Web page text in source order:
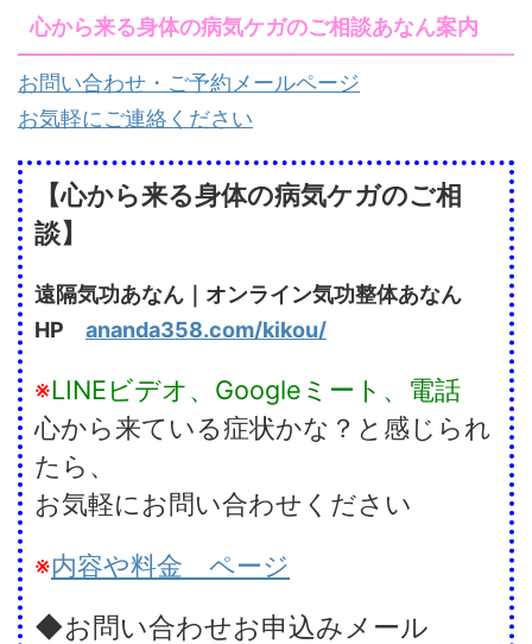
心から来る身体の病気ケガのご相談あなん案内
お問い合わせ・ご予約メールページ
お気軽にご連絡ください
【心から来る身体の病気ケガのご相
談】
遠隔気功あなん｜オンライン気功整体あなん
HP ananda358.com/kikou/
※LINEビデオ、Googleミート、電話
心から来ている症状かな？と感じられ
たら、
お気軽にお問い合わせください
※内容や料金 ページ
◆お問い合わせお申込みメール